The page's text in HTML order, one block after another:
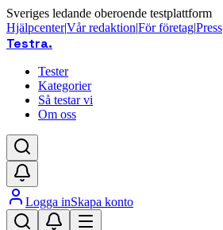
Sveriges ledande oberoende testplattform
Hjälpcenter|Vår redaktion|För företag|Press
Testra.
Tester
Kategorier
Så testar vi
Om oss
Logga inSkapa konto